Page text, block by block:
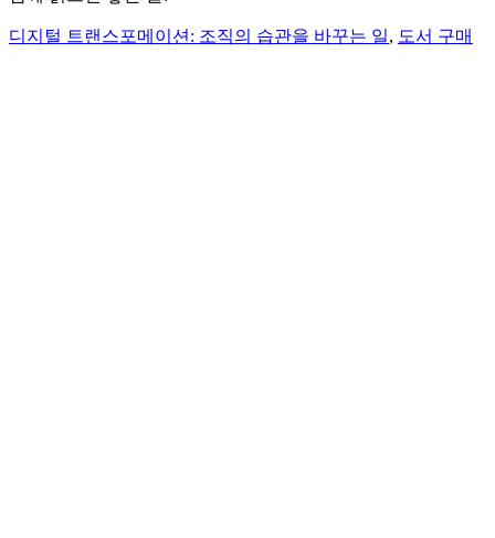
디지털 트랜스포메이션: 조직의 습관을 바꾸는 일, 도서 구매